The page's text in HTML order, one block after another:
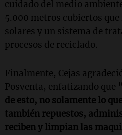
cuidado del medio
5.000 metros cubiertos
solares y un sistema de
procesos de reciclado.
Finalmente, Cejas
Posventa, enfatizando que
de esto, no solamente lo
también repuestos,
reciben y limpian las